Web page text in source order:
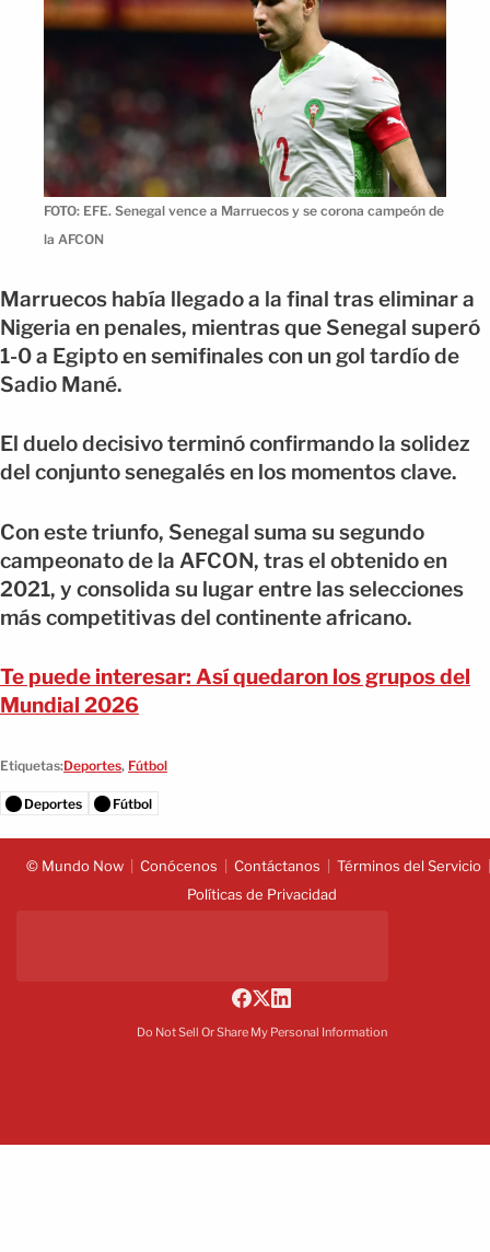
FOTO: EFE. Senegal vence a Marruecos y se corona campeón de
la AFCON
Marruecos había llegado a la final tras eliminar a
Nigeria en penales, mientras que Senegal superó
1-0 a Egipto en semifinales con un gol tardío de
Sadio Mané.
El duelo decisivo terminó confirmando la solidez
del conjunto senegalés en los momentos clave.
Con este triunfo, Senegal suma su segundo
campeonato de la AFCON, tras el obtenido en
2021, y consolida su lugar entre las selecciones
más competitivas del continente africano.
Te puede interesar: Así quedaron los grupos del
Mundial 2026
Etiquetas:Deportes, Fútbol
Deportes Fútbol
© Mundo Now Conócenos Contáctanos
Términos del Servicio
Políticas de Privacidad
Do Not Sell Or Share My Personal Information